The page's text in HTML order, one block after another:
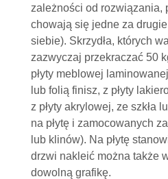
zależności od rozwiązania,
chowają się jedne za
siebie). Skrzydła, których
zazwyczaj przekraczać 50
płyty meblowej
lub folią finisz, z płyty
z płyty akrylowej, ze szkła
na płytę i zamocowanych
lub klinów). Na płytę
drzwi nakleić można także
dowolną grafikę.